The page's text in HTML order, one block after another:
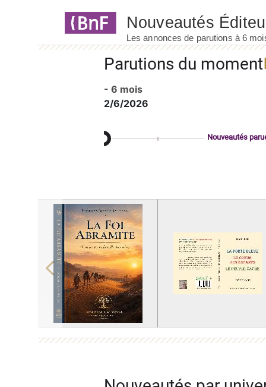
Parutions du moment
- 6 mois
2/6/2026
Nouveautés
Previous